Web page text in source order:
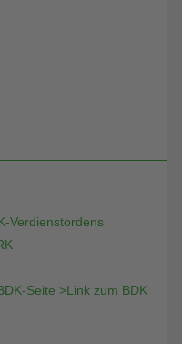
Verdienstordens
Seite >Link zum BDK